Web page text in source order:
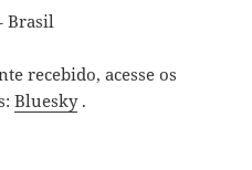
Brasil
recebido, acesse os
Bluesky.